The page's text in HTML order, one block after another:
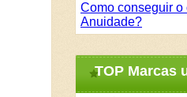
Como conseguir o
Anuidade?
TOP Marcas